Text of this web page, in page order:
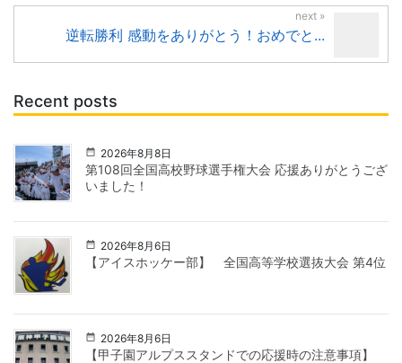
逆転勝利 感動をありがとう！おめでと...
Recent posts
2026年8月8日
第108回全国高校野球選手権大会 応援ありがとうござ
いました！
2026年8月6日
【アイスホッケー部】 全国高等学校選抜大会 第4位
2026年8月6日
【甲子園アルプススタンドでの応援時の注意事項】